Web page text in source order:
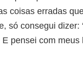
coisas erradas
só consegui
pensei com